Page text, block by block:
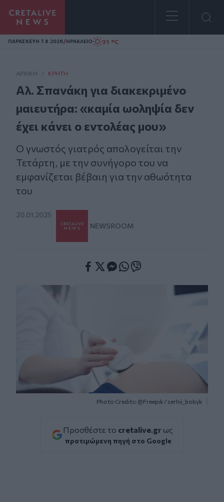
Homepage
ΠΑΡΑΣΚΕΥΗ 7.8.2026/ΗΡΑΚΛΕΙΟ 31 °C
ΑΡΧΙΚΗ / ΚΡΉΤΗ
Αλ. Σπανάκη για διακεκριμένο
μαιευτήρα: «καμία ωοληψία δεν
έχει κάνει ο εντολέας μου»
Ο γνωστός γιατρός απολογείται την
Τετάρτη, με την συνήγορο του να
εμφανίζεται βέβαιη για την αθωότητα
του
20.01.2025
NEWSROOM
Photo Credits: @Freepik / serhii_bobyk
Προσθέστε το cretalive.gr ως
προτιμώμενη πηγή στο Google